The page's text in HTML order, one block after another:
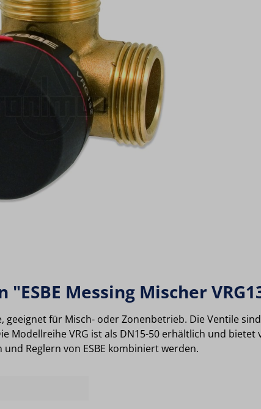
Messing Mischer
geeignet für Misch- oder Zonenbetrieb. Die Ventile
Modellreihe VRG ist als DN15-50 erhältlich und
Reglern von ESBE kombiniert werden.